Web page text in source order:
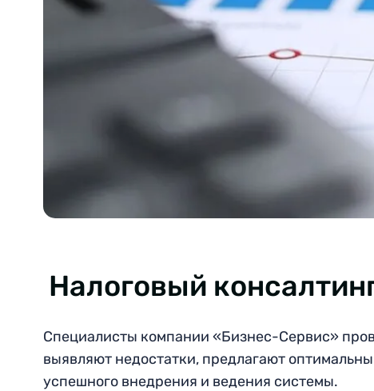
Налоговый
Специалисты компании «Бизнес-Сервис»
выявляют недостатки, предлагают
успешного внедрения и ведения системы.